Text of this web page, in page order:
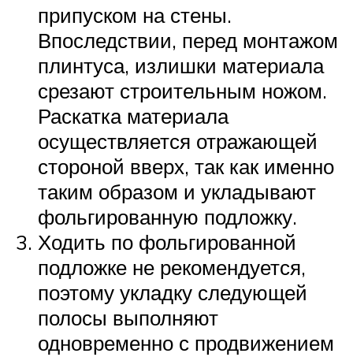
припуском на стены.
Впоследствии, перед монтажом
плинтуса, излишки материала
срезают строительным ножом.
Раскатка материала
осуществляется отражающей
стороной вверх, так как именно
таким образом и укладывают
фольгированную подложку.
Ходить по фольгированной
подложке не рекомендуется,
поэтому укладку следующей
полосы выполняют
одновременно с продвижением